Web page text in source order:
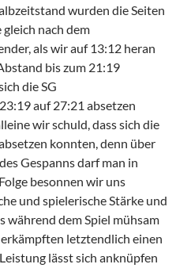
wurden die Seiten
nach dem
als wir auf 13:12 heran
bis zum 21:19
die SG
auf 27:21 absetzen
wir schuld, dass sich die
konnten, denn über
Gespanns darf man in
besonnen wir uns
und spielerische Stärke und
während dem Spiel mühsam
letztendlich einen
lässt sich anknüpfen